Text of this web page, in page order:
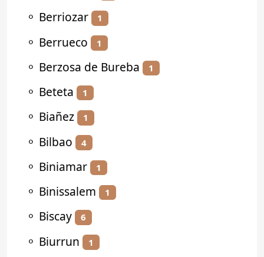
⚬ Berriozar 1
⚬ Berrueco 1
⚬ Berzosa de Bureba 1
⚬ Beteta 1
⚬ Biañez 1
⚬ Bilbao 4
⚬ Biniamar 1
⚬ Binissalem 1
⚬ Biscay 6
⚬ Biurrun 1